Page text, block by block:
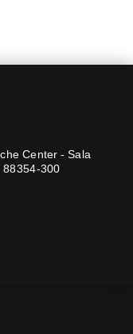
Center - Sala
88354-300